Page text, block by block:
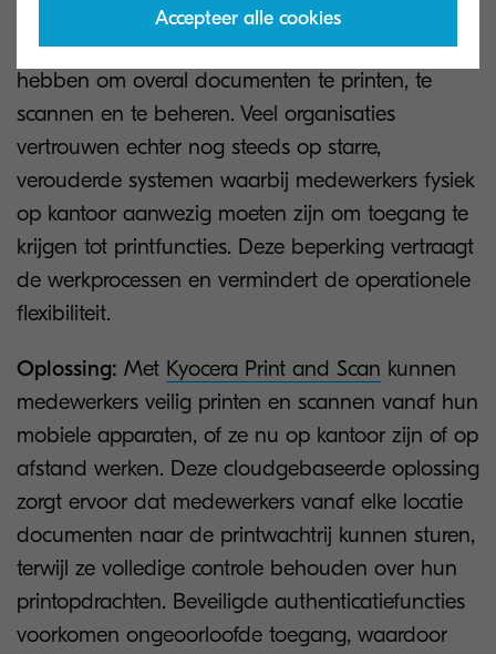
Nu hybride en thuiswerkmodellen de norm
worden, moeten medewerkers de mogelijkheid
hebben om overal documenten te printen, te
scannen en te beheren. Veel organisaties
vertrouwen echter nog steeds op starre,
verouderde systemen waarbij medewerkers fysiek
op kantoor aanwezig moeten zijn om toegang te
krijgen tot printfuncties. Deze beperking vertraagt
de werkprocessen en vermindert de operationele
flexibiliteit.
Oplossing: Met Kyocera Print and Scan kunnen
medewerkers veilig printen en scannen vanaf hun
mobiele apparaten, of ze nu op kantoor zijn of op
afstand werken. Deze cloudgebaseerde oplossing
zorgt ervoor dat medewerkers vanaf elke locatie
documenten naar de printwachtrij kunnen sturen,
terwijl ze volledige controle behouden over hun
printopdrachten. Beveiligde authenticatiefuncties
voorkomen ongeoorloofde toegang, waardoor
Accepteer alle cookies